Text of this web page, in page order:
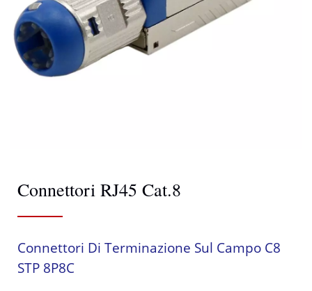
Connettori RJ45 Cat.8
Connettori Di Terminazione Sul Campo C8
STP 8P8C